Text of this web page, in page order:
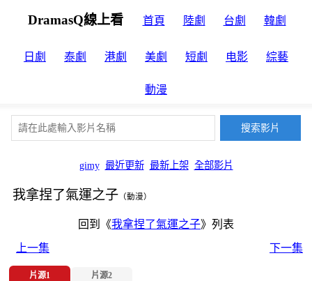
DramasQ線上看 首頁 陸劇 台劇 韓劇
日劇 泰劇 港劇 美劇 短劇 电影 綜藝
動漫
gimy 最近更新 最新上架 全部影片
我拿捏了氣運之子 （動漫）
回到《我拿捏了氣運之子》列表
上一集
下一集
片源1
片源2